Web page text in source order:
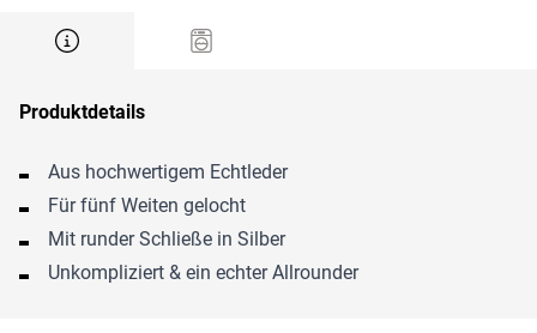
Produktdetails
Aus hochwertigem Echtleder
Für fünf Weiten gelocht
Mit runder Schließe in Silber
Unkompliziert & ein echter Allrounder